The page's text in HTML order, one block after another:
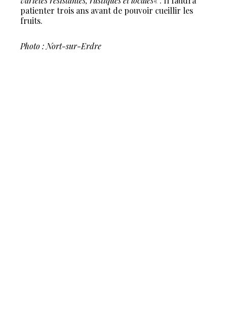
patienter trois ans avant de pouvoir cueillir les
fruits.
Photo : Nort-sur-Erdre